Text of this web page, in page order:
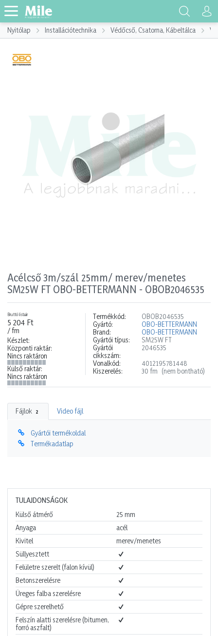
Nyitólap Installációtechnika Védőcső, Csatorna, Kábeltálca
Acélcső 3m/szál 25mm/ merev/menetes
SM25W FT OBO-BETTERMANN - OBOB2046535
Bruttó listaár
5 204 Ft
/ fm
Készlet:
Központi raktár:
Nincs raktáron
Külső raktár:
Nincs raktáron
Termékkód:
OBOB2046535
Gyártó:
OBO-BETTERMANN
Brand:
OBO-BETTERMANN
Gyártói típus:
SM25W FT
Gyártói
cikkszám:
2046535
Vonalkód:
4012195781448
Kiszerelés:
30 fm (nem bontható)
Fájlok 2 Video fájl
Gyártói termékoldal
Termékadatlap
TULAJDONSÁGOK
Külső átmérő
25 mm
Anyaga
acél
Kivitel
merev/menetes
Süllyesztett
Felületre szerelt (falon kívül)
Betonszerelésre
Üreges falba szerelésre
Gépre szerelhető
Felszín alatti szerelésre (bitumen,
forró aszfalt)